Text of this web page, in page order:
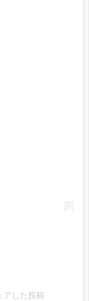
アした投稿